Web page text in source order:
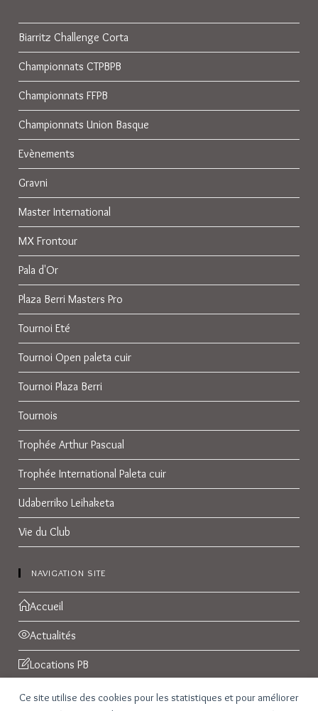
Ce site utilise des cookies pour les statistiques et pour améliorer
Biarritz Challenge Corta
Championnats CTPBPB
Championnats FFPB
Championnats Union Basque
Evènements
Gravni
Master International
MX Frontour
Pala d'Or
Plaza Berri Masters Pro
Tournoi Eté
Tournoi Open paleta cuir
Tournoi Plaza Berri
Tournois
Trophée Arthur Pascual
Trophée International Paleta cuir
Udaberriko Leihaketa
Vie du Club
NAVIGATION SITE
Accueil
Actualités
Locations PB
Réservations